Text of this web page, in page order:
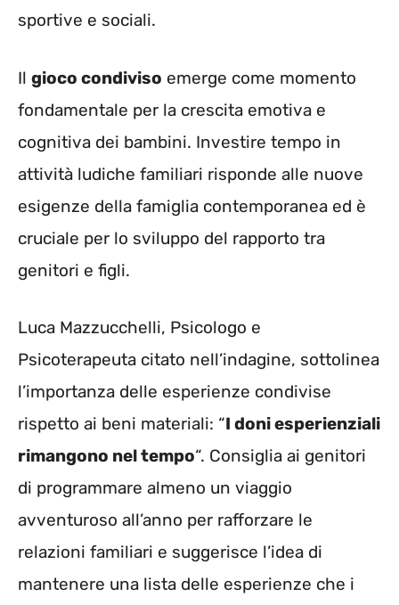
sportive e sociali.
Il gioco condiviso emerge come momento
fondamentale per la crescita emotiva e
cognitiva dei bambini. Investire tempo in
attività ludiche familiari risponde alle nuove
esigenze della famiglia contemporanea ed è
cruciale per lo sviluppo del rapporto tra
genitori e figli.
Luca Mazzucchelli, Psicologo e
Psicoterapeuta citato nell’indagine, sottolinea
l’importanza delle esperienze condivise
rispetto ai beni materiali: “I doni esperienziali
rimangono nel tempo“. Consiglia ai genitori
di programmare almeno un viaggio
avventuroso all’anno per rafforzare le
relazioni familiari e suggerisce l’idea di
mantenere una lista delle esperienze che i